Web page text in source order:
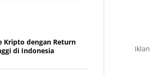
Kripto dengan Return
di Indonesia
Iklan